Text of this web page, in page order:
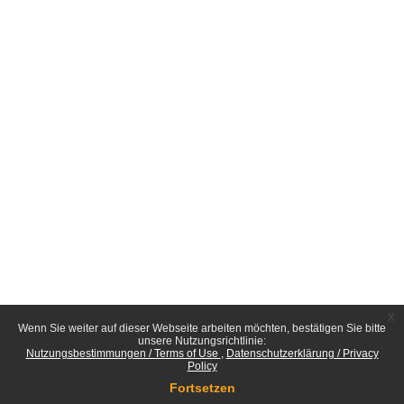
Wenn Sie weiter auf dieser Webseite arbeiten möchten, bestätigen Sie bitte
unsere Nutzungsrichtlinie:
Nutzungsbestimmungen / Terms of Use
Datenschutzerklärung / Privacy
Policy
Fortsetzen